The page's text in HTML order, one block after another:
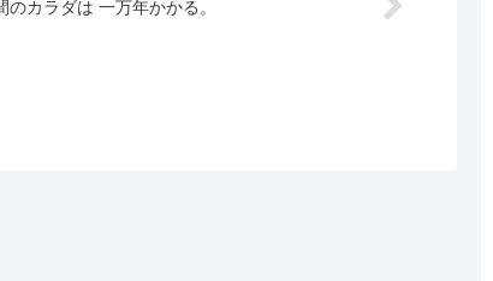
カラダは 一万年かかる。